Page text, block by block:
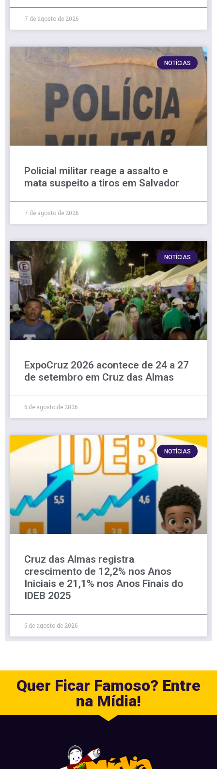
7 de agosto de 2026
NOTÍCIAS
Policial militar reage a assalto e
mata suspeito a tiros em Salvador
7 de agosto de 2026
NOTÍCIAS
ExpoCruz 2026 acontece de 24 a 27
de setembro em Cruz das Almas
6 de agosto de 2026
NOTÍCIAS
Cruz das Almas registra
crescimento de 12,2% nos Anos
Iniciais e 21,1% nos Anos Finais do
IDEB 2025
6 de agosto de 2026
Quer Ficar Famoso? Entre
na Mídia!